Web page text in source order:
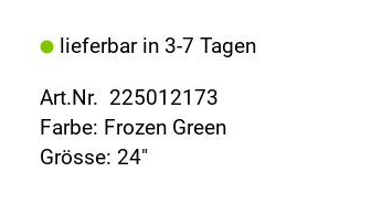
lieferbar in 3-7 Tagen
Art.Nr. 225012173
Farbe: Frozen Green
Grösse: 24"